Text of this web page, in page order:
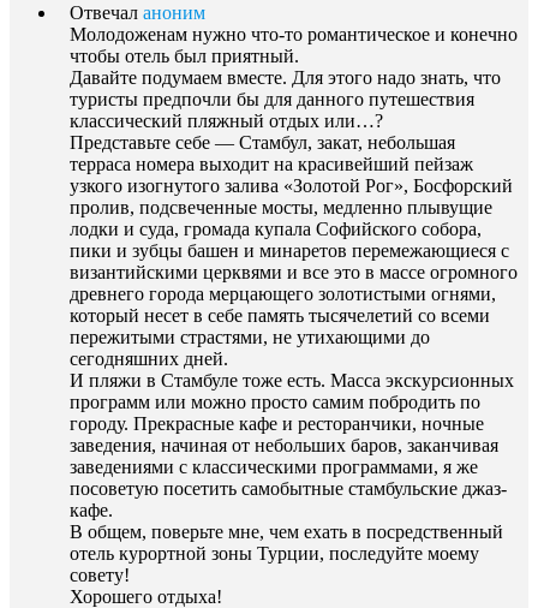
Отвечал аноним
Молодоженам нужно что-то романтическое и конечно
чтобы отель был приятный.
Давайте подумаем вместе. Для этого надо знать, что
туристы предпочли бы для данного путешествия
классический пляжный отдых или…?
Представьте себе — Стамбул, закат, небольшая
терраса номера выходит на красивейший пейзаж
узкого изогнутого залива «Золотой Рог», Босфорский
пролив, подсвеченные мосты, медленно плывущие
лодки и суда, громада купала Софийского собора,
пики и зубцы башен и минаретов перемежающиеся с
византийскими церквями и все это в массе огромного
древнего города мерцающего золотистыми огнями,
который несет в себе память тысячелетий со всеми
пережитыми страстями, не утихающими до
сегодняшних дней.
И пляжи в Стамбуле тоже есть. Масса экскурсионных
программ или можно просто самим побродить по
городу. Прекрасные кафе и ресторанчики, ночные
заведения, начиная от небольших баров, заканчивая
заведениями с классическими программами, я же
посоветую посетить самобытные стамбульские джаз-
кафе.
В общем, поверьте мне, чем ехать в посредственный
отель курортной зоны Турции, последуйте моему
совету!
Хорошего отдыха!